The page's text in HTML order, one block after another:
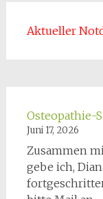
Aktueller
Osteopathie-
Juni 17, 2026
Zusammen
gebe ich,